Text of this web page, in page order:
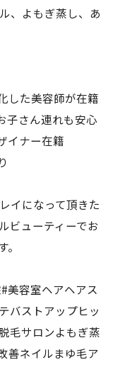
、よもぎ蒸し、あ
した美容師が在籍
子さん連れも安心
イナー在籍
イになって頂きた
ビューティーでお
美容室ヘアヘアス
バストアップヒッ
毛サロンよもぎ蒸
善ネイルまゆ毛ア